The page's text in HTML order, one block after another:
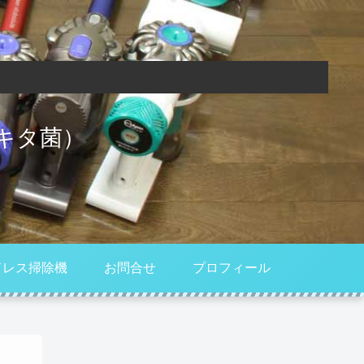
タ菌）
ス掃除機 お問合せ プロフィール